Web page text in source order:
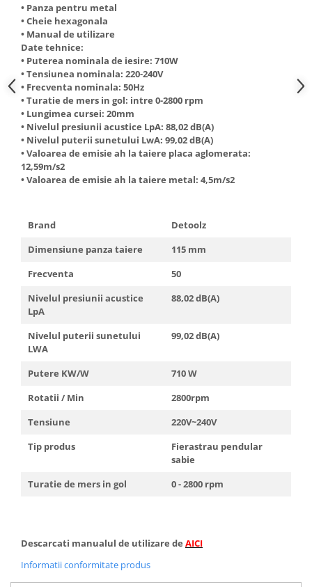
Truse de scule
Truse de lipit PPR
Ventuze cu brate pentru transport
Vibratoare beton
Masini de spalat rufe cu uscator
Uscatoare de rufe
Masini de facut paine
Pachete electrocasnice
incorporabile
Seturi oale
SANDWICH MAKER
Storcatoare de fructe
Televizoare
• Panza pentru metal
• Cheie hexagonala
• Manual de utilizare
Date tehnice:
• Puterea nominala de iesire: 710W
• Tensiunea nominala: 220-240V
• Frecventa nominala: 50Hz
• Turatie de mers in gol: intre 0-2800 rpm
• Lungimea cursei: 20mm
• Nivelul presiunii acustice LpA: 88,02 dB(A)
• Nivelul puterii sunetului LwA: 99,02 dB(A)
• Valoarea de emisie ah la taiere placa aglomerata:
12,59m/s2
• Valoarea de emisie ah la taiere metal: 4,5m/s2
Brand
Detoolz
Dimensiune panza taiere
115 mm
Frecventa
50
Nivelul presiunii acustice
LpA
88,02 dB(A)
Nivelul puterii sunetului
LWA
99,02 dB(A)
Putere KW/W
710 W
Rotatii / Min
2800rpm
Tensiune
220V~240V
Tip produs
Fierastrau pendular
sabie
Turatie de mers in gol
0 - 2800 rpm
Descarcati manualul de utilizare de AICI
Informatii conformitate produs